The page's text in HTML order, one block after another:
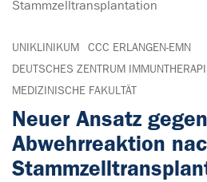
Stammzelltransplantation
UNIKLINIKUM
CCC ERLANGEN-EMN
DEUTSCHES ZENTRUM
MEDIZINISCHE FAKULTÄT
Neuer Ansatz gegen
Abwehrreaktion